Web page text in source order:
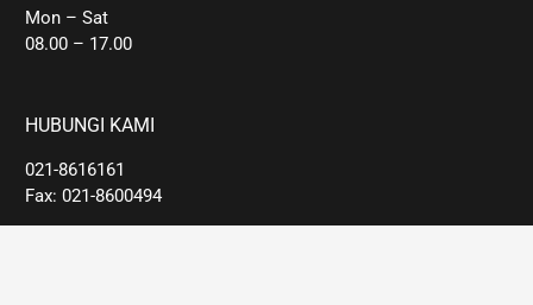
Mon – Sat
08.00 – 17.00
HUBUNGI KAMI
021-8616161
Fax: 021-8600494